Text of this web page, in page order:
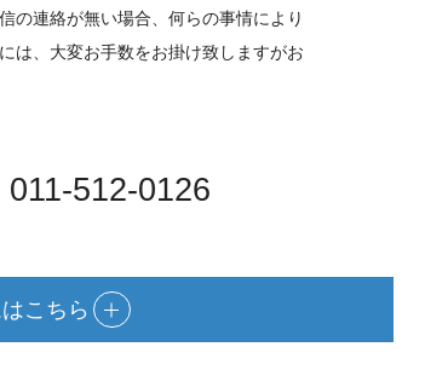
の連絡が無い場合、何らの事情により
は、大変お手数をお掛け致しますがお
011-512-0126
こちら